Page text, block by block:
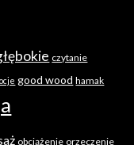
czytanie
good wood hamak
obciążenie orzeczenie